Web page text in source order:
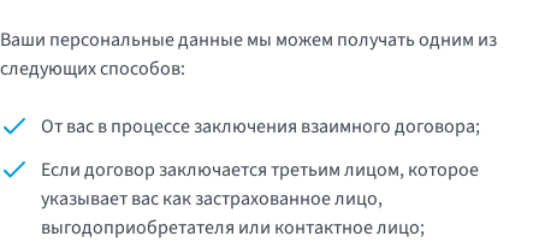
Ваши персональные данные мы можем получать одним из
следующих способов:
От вас в процессе заключения взаимного договора;
Если договор заключается третьим лицом, которое
указывает вас как застрахованное лицо,
выгодоприобретателя или контактное лицо;